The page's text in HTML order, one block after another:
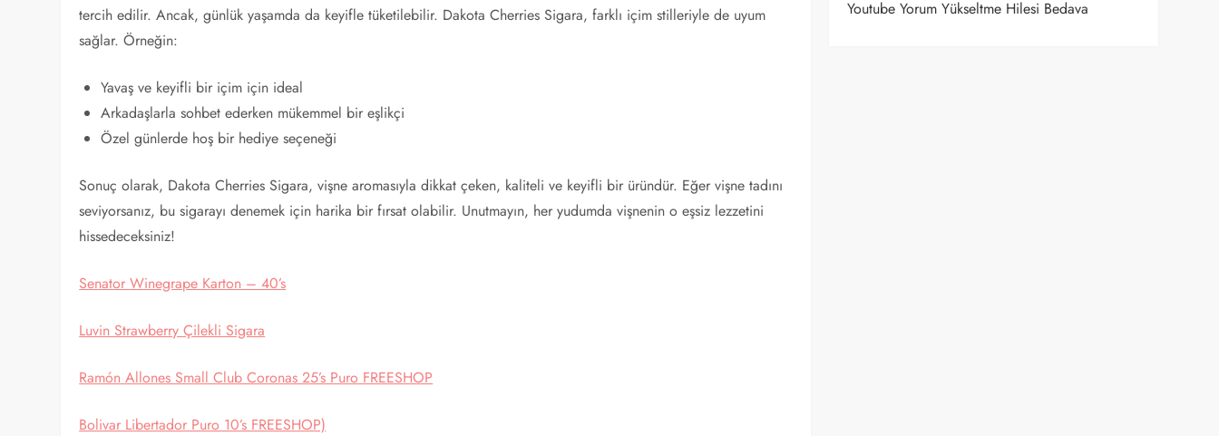
tercih edilir. Ancak, günlük yaşamda da keyifle tüketilebilir. Dakota Cherries Sigara, farklı içim stilleriyle de uyum
sağlar. Örneğin:
Yavaş ve keyifli bir içim için ideal
Arkadaşlarla sohbet ederken mükemmel bir eşlikçi
Özel günlerde hoş bir hediye seçeneği
Sonuç olarak, Dakota Cherries Sigara, vişne aromasıyla dikkat çeken, kaliteli ve keyifli bir üründür. Eğer vişne tadını
seviyorsanız, bu sigarayı denemek için harika bir fırsat olabilir. Unutmayın, her yudumda vişnenin o eşsiz lezzetini
hissedeceksiniz!
Senator Winegrape Karton – 40’s
Luvin Strawberry Çilekli Sigara
Ramón Allones Small Club Coronas 25’s Puro FREESHOP
Bolivar Libertador Puro 10’s FREESHOP)
Youtube Yorum Yükseltme Hilesi Bedava